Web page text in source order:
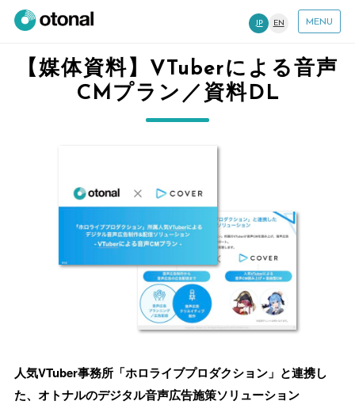
JP EN MENU
【媒体資料】VTuberによる音声
CMプラン／資料DL
人気VTuber事務所「ホロライブプロダクション」と連携し
た、オトナルのデジタル音声広告施策ソリューション